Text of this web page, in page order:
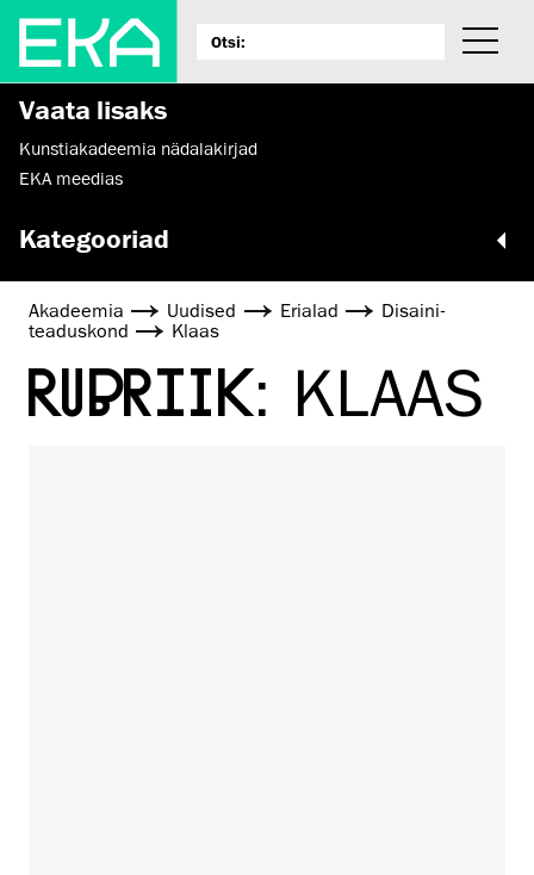
Vaata lisaks
Kunstiakadeemia nädalakirjad
EKA meedias
Kategooriad
Akadeemia Uudised Erialad
Disaini­­
teaduskond
Klaas
RUBRIIK: KLAAS